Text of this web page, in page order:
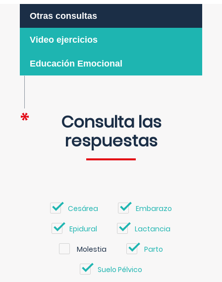
Otras consultas
Video ejercicios
Educación Emocional
Consulta las
respuestas
Cesárea Embarazo
Epidural Lactancia
Molestia Parto
Suelo Pélvico